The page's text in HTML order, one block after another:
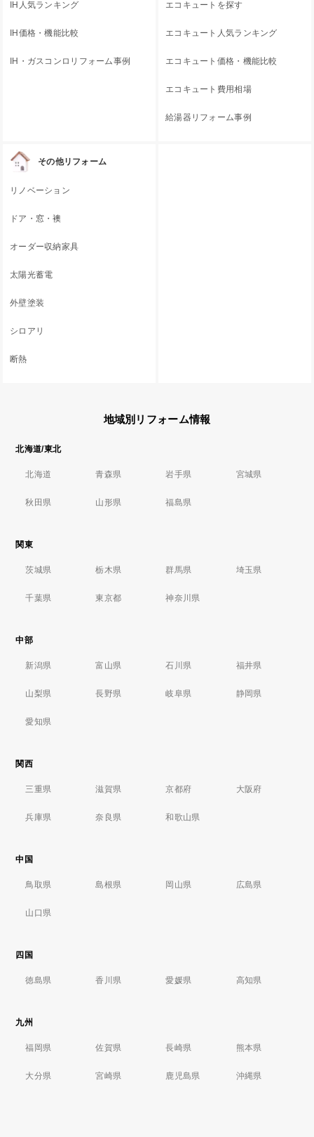
IH人気ランキング
IH価格・機能比較
IH・ガスコンロリフォーム事例
エコキュートを探す
エコキュート人気ランキング
エコキュート価格・機能比較
エコキュート費用相場
給湯器リフォーム事例
その他リフォーム
リノベーション
ドア・窓・襖
オーダー収納家具
太陽光蓄電
外壁塗装
シロアリ
断熱
地域別リフォーム情報
北海道/東北
北海道 青森県 岩手県 宮城県
秋田県 山形県 福島県
関東
茨城県 栃木県 群馬県 埼玉県
千葉県 東京都 神奈川県
中部
新潟県 富山県 石川県 福井県
山梨県 長野県 岐阜県 静岡県
愛知県
関西
三重県 滋賀県 京都府 大阪府
兵庫県 奈良県 和歌山県
中国
鳥取県 島根県 岡山県 広島県
山口県
四国
徳島県 香川県 愛媛県 高知県
九州
福岡県 佐賀県 長崎県 熊本県
大分県 宮崎県 鹿児島県 沖縄県